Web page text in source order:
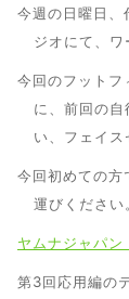
今週の日曜日
ジオにて、ワ
今回のフットフ
に、前回の
い、フェイス
今回初めての方
運びください
ヤムナジャパ
第3回応用編の